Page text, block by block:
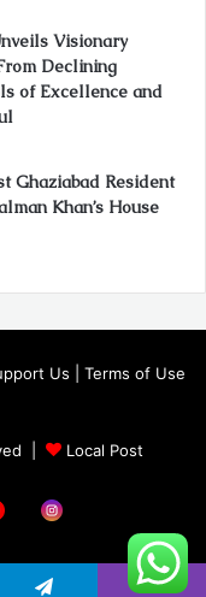
Visionary
Declining
of Excellence and
Ghaziabad Resident
Khan’s House
Us
Terms of Use
|
Local Post
Youtube